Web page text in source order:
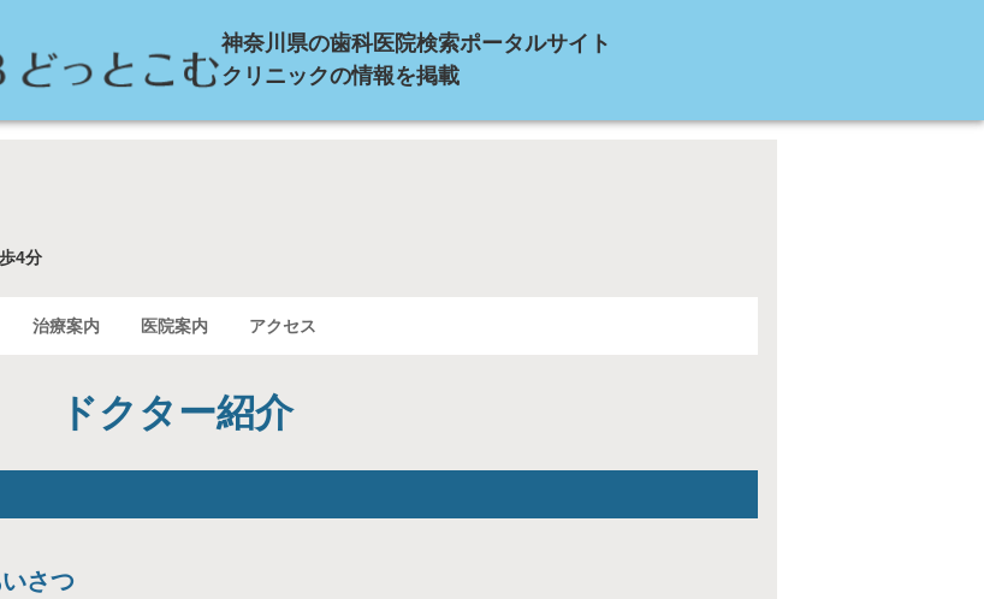
神奈川県の歯科医院検索ポータルサイト
クリニックの情報を掲載
4分
治療案内 医院案内 アクセス
ドクター紹介
さつ